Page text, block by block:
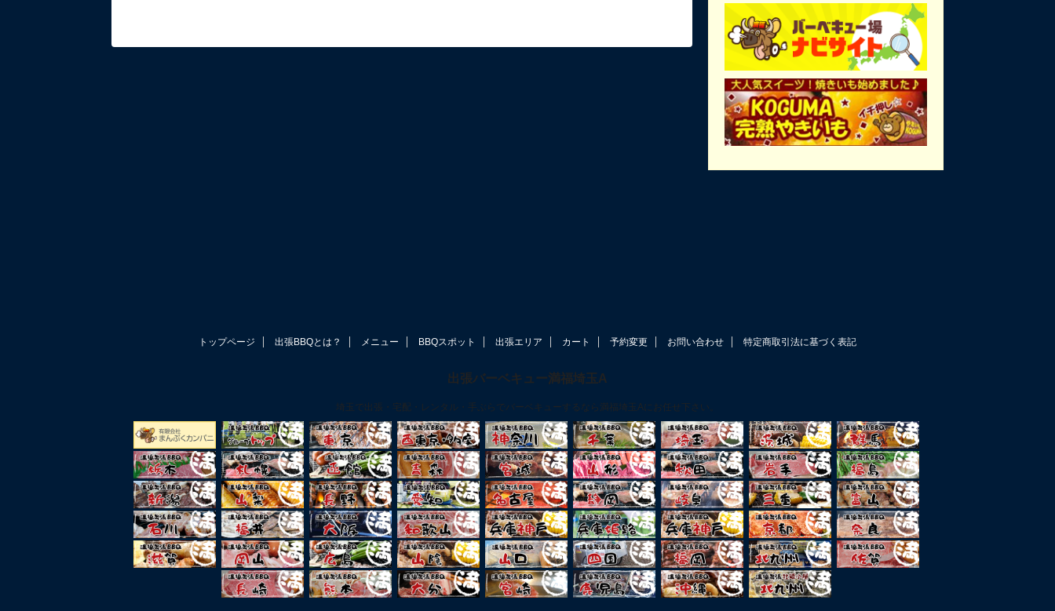
トップページ 出張BBQとは？ メニュー BBQスポット 出張エリア カート 予約変更 お問い合わせ 特定商取引法に基づく表記
出張バーベキュー満福埼玉A
埼玉で出張・宅配・レンタル・手ぶらでバーベキューするなら満福埼玉Aにお任せ下さい。